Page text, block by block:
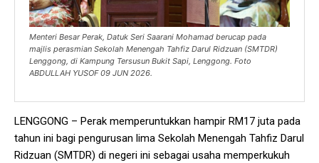
Menteri Besar Perak, Datuk Seri Saarani Mohamad berucap pada
majlis perasmian Sekolah Menengah Tahfiz Darul Ridzuan (SMTDR)
Lenggong, di Kampung Tersusun Bukit Sapi, Lenggong. Foto
ABDULLAH YUSOF 09 JUN 2026.
LENGGONG – Perak memperuntukkan hampir RM17 juta pada
tahun ini bagi pengurusan lima Sekolah Menengah Tahfiz Darul
Ridzuan (SMTDR) di negeri ini sebagai usaha memperkukuh